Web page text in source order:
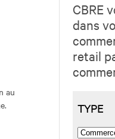
au
CBRE
dans
retail